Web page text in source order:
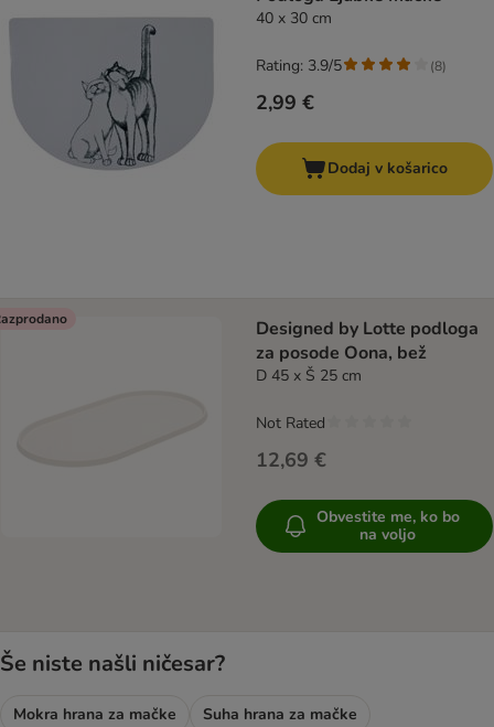
40 x 30 cm
2,99 €
Rating: 3.9/5 (8)
Dodaj v košarico
Designed by Lotte podloga
za posode Oona, bež
D 45 x Š 25 cm
12,69 €
Not Rated
Obvestite me, ko bo
na voljo
Še niste našli ničesar?
Mokra hrana za mačke
Suha hrana za mačke